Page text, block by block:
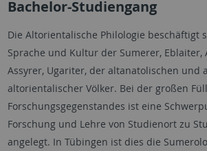
Bachelor-Studiengang
Die Altorientalische Philologie beschäftigt
Sprache und Kultur der Sumerer, Eblaiter,
Assyrer, Ugariter, der altanatolischen und
altorientalischer Völker. Bei der großen
Forschungsgegenstandes ist eine
Forschung und Lehre von Studienort zu
angelegt. In Tübingen ist dies die